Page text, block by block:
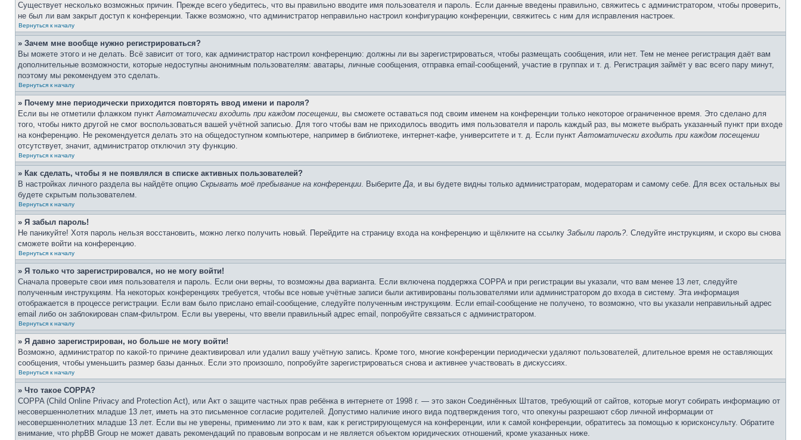
Существует несколько возможных причин. Прежде всего убедитесь, что вы правильно вводите имя пользователя и пароль. Если данные введены правильно, свяжитесь с администратором, чтобы проверить,
не был ли вам закрыт доступ к конференции. Также возможно, что администратор неправильно настроил конфигурацию конференции, свяжитесь с ним для исправления настроек.
Вернуться к началу
» Зачем мне вообще нужно регистрироваться?
Вы можете этого и не делать. Всё зависит от того, как администратор настроил конференцию: должны ли вы зарегистрироваться, чтобы размещать сообщения, или нет. Тем не менее регистрация даёт вам
дополнительные возможности, которые недоступны анонимным пользователям: аватары, личные сообщения, отправка email-сообщений, участие в группах и т. д. Регистрация займёт у вас всего пару минут,
поэтому мы рекомендуем это сделать.
Вернуться к началу
» Почему мне периодически приходится повторять ввод имени и пароля?
Если вы не отметили флажком пунктАвтоматически входить при каждом посещении, вы сможете оставаться под своим именем на конференции только некоторое ограниченное время. Это сделано для
того, чтобы никто другой не смог воспользоваться вашей учётной записью. Для того чтобы вам не приходилось вводить имя пользователя и пароль каждый раз, вы можете выбрать указанный пункт при входе
на конференцию. Не рекомендуется делать это на общедоступном компьютере, например в библиотеке, интернет-кафе, университете и т. д. Если пунктАвтоматически входить при каждом посещении
отсутствует, значит, администратор отключил эту функцию.
Вернуться к началу
» Как сделать, чтобы я не появлялся в списке активных пользователей?
В настройках личного раздела вы найдёте опцию Скрывать моё пребывание на конференции. ВыберитеДа, и вы будете видны только администраторам, модераторам и самому себе. Для всех остальных вы
будете скрытым пользователем.
Вернуться к началу
» Я забыл пароль!
Не паникуйте! Хотя пароль нельзя восстановить, можно легко получить новый. Перейдите на страницу входа на конференцию и щёлкните на ссылку Забыли пароль?. Следуйте инструкциям, и скоро вы снова
сможете войти на конференцию.
Вернуться к началу
» Я только что зарегистрировался, но не могу войти!
Сначала проверьте свои имя пользователя и пароль. Если они верны, то возможны два варианта. Если включена поддержка COPPA и при регистрации вы указали, что вам менее 13 лет, следуйте
полученным инструкциям. На некоторых конференциях требуется, чтобы все новые учётные записи были активированы пользователями или администратором до входа в систему. Эта информация
отображается в процессе регистрации. Если вам было прислано email-сообщение, следуйте полученным инструкциям. Если email-сообщение не получено, то возможно, что вы указали неправильный адрес
email либо он заблокирован спам-фильтром. Если вы уверены, что ввели правильный адрес email, попробуйте связаться с администратором.
Вернуться к началу
» Я давно зарегистрирован, но больше не могу войти!
Возможно, администратор по какой-то причине деактивировал или удалил вашу учётную запись. Кроме того, многие конференции периодически удаляют пользователей, длительное время не оставляющих
сообщения, чтобы уменьшить размер базы данных. Если это произошло, попробуйте зарегистрироваться снова и активнее участвовать в дискуссиях.
Вернуться к началу
» Что такое COPPA?
COPPA (Child Online Privacy and Protection Act), или Акт о защите частных прав ребёнка в интернете от 1998 г. — это закон Соединённых Штатов, требующий от сайтов, которые могут собирать информацию от
несовершеннолетних младше 13 лет, иметь на это письменное согласие родителей. Допустимо наличие иного вида подтверждения того, что опекуны разрешают сбор личной информации от
несовершеннолетних младше 13 лет. Если вы не уверены, применимо ли это к вам, как к регистрирующемуся на конференции, или к самой конференции, обратитесь за помощью к юрисконсульту. Обратите
внимание, что phpBB Group не может давать рекомендаций по правовым вопросам и не является объектом юридических отношений, кроме указанных ниже.